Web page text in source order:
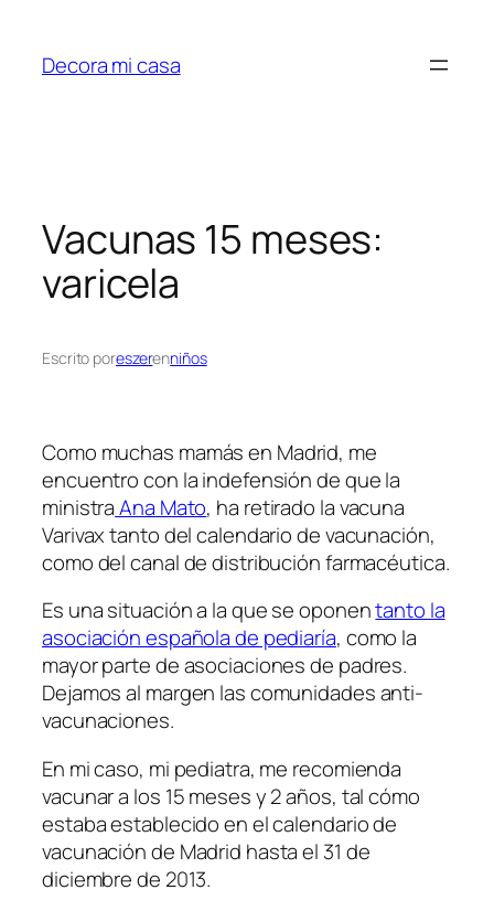
contenido
Decora mi casa
Vacunas 15 meses:
varicela
Escrito poreszerenniños
Como muchas mamás en Madrid, me
encuentro con la indefensión de que la
ministraAna Mato, ha retirado la vacuna
Varivax tanto del calendario de vacunación,
como del canal de distribución farmacéutica.
Es una situación a la que se oponentanto la
asociación española de pediaría, como la
mayor parte de asociaciones de padres.
Dejamos al margen las comunidades anti-
vacunaciones.
En mi caso, mi pediatra, me recomienda
vacunar a los 15 meses y 2 años, tal cómo
estaba establecido en el calendario de
vacunación de Madrid hasta el 31 de
diciembre de 2013.